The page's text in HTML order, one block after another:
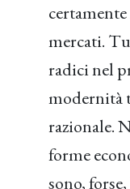
mercati.
radici nel
modernità
razionale.
forme
sono,